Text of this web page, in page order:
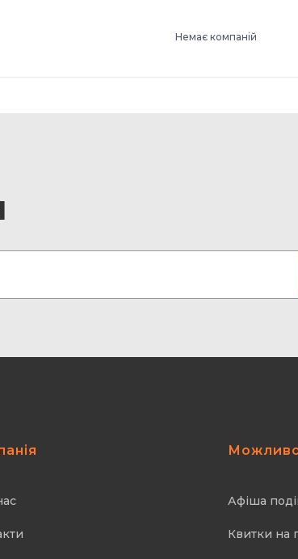
Немає компаній
Афіша
Квитки на